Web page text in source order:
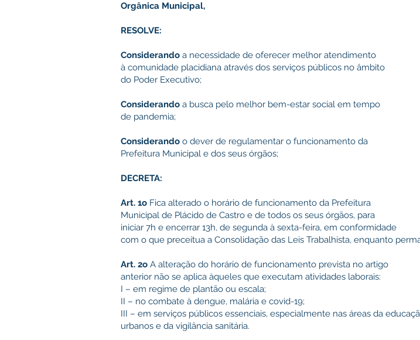
Orgânica Municipal,
RESOLVE:
Considerando a necessidade de oferecer melhor atendimento
à comunidade placidiana através dos serviços públicos no âmbito
do Poder Executivo;
Considerando a busca pelo melhor bem-estar social em tempo
de pandemia;
Considerando o dever de regulamentar o funcionamento da
Prefeitura Municipal e dos seus órgãos;
DECRETA:
Art. 1o Fica alterado o horário de funcionamento da Prefeitura
Municipal de Plácido de Castro e de todos os seus órgãos, para
iniciar 7h e encerrar 13h, de segunda à sexta-feira, em conformidade
com o que preceitua a Consolidação das Leis Trabalhista, enquanto
Art. 2o A alteração do horário de funcionamento prevista no artigo
anterior não se aplica àqueles que executam atividades laborais:
I – em regime de plantão ou escala;
II – no combate à dengue, malária e covid-19;
III – em serviços públicos essenciais, especialmente nas áreas da
urbanos e da vigilância sanitária.